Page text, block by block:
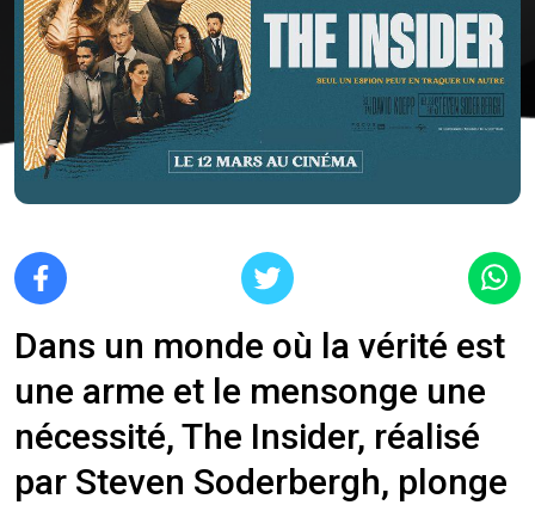
Dans un monde où la vérité est
une arme et le mensonge une
nécessité, The Insider, réalisé
par Steven Soderbergh, plonge